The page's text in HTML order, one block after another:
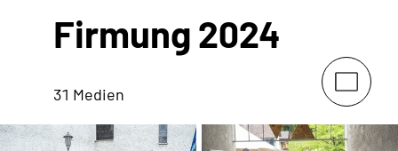
Firmung 2024
31 Medien